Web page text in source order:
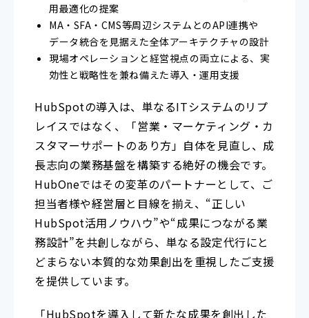
用最適化の提案
MA・SFA・CMS等周辺システムとのAPI連携や
データ統合を見据えた全体アーキテクチャの設計
現場オペレーションと経営視点の両立による、実
効性と戦略性を兼ね備えた導入・運用支援
HubSpotの導入は、単なるITシステムのリプ
レイスではなく、「営業・マーケティング・カ
スタマーサポートのあり方」自体を見直し、成
長志向の業務基盤を構築する絶好の機会です。
HubOneではその変革のパートナーとして、ご
担当者様や経営層と目線を揃え、“正しい
HubSpot活用ノウハウ”や“成果につながる業
務設計”を共創しながら、単なる設定代行にと
どまらない本質的な効果創出を重視したご支援
を提供しています。
「HubSpotを導入して新たな成果を創出した